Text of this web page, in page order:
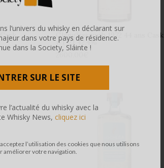
Glenglassaugh 1972 44 ans Cask
#1721 42.4%
2600,00
l’univers du whisky en déclarant sur
dans votre pays de résidence.
dans la Society, Sláinte !
SUR LE SITE
l’utilisation des cookies que nous utilisons
améliorer votre navigation.
l’actualité du whisky avec la
Whisky News, cliquez ici